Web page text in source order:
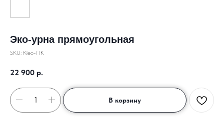
Эко-урна прямоугольная
SKU: Kleo-ПК
22 900 р.
В корзину